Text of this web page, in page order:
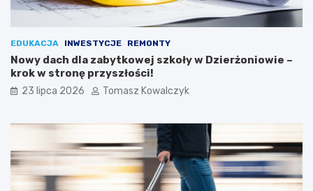
EDUKACJA INWESTYCJE REMONTY
Nowy dach dla zabytkowej szkoły w Dzierżoniowie –
krok w stronę przyszłości!
23 lipca 2026 Tomasz Kowalczyk